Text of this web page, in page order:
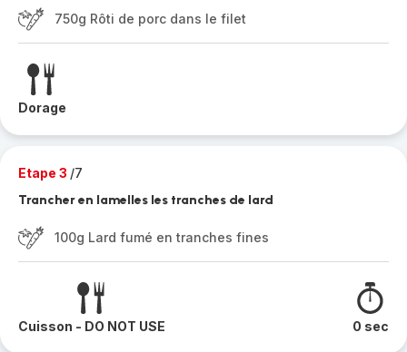
750g Rôti de porc dans le filet
Dorage
Etape 3 /7
Trancher en lamelles les tranches de lard
100g Lard fumé en tranches fines
Cuisson - DO NOT USE 0 sec